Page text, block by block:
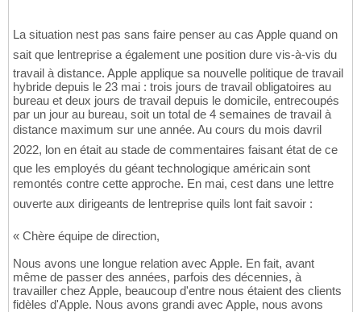
La situation nest pas sans faire penser au cas Apple quand on
sait que lentreprise a également une position dure vis-à-vis du
travail à distance. Apple applique sa nouvelle politique de travail
hybride depuis le 23 mai : trois jours de travail obligatoires au
bureau et deux jours de travail depuis le domicile, entrecoupés
par un jour au bureau, soit un total de 4 semaines de travail à
distance maximum sur une année. Au cours du mois davril
2022, lon en était au stade de commentaires faisant état de ce
que les employés du géant technologique américain sont
remontés contre cette approche. En mai, cest dans une lettre
ouverte aux dirigeants de lentreprise quils lont fait savoir :
« Chère équipe de direction,
Nous avons une longue relation avec Apple. En fait, avant
même de passer des années, parfois des décennies, à
travailler chez Apple, beaucoup d'entre nous étaient des clients
fidèles d'Apple. Nous avons grandi avec Apple, nous avons